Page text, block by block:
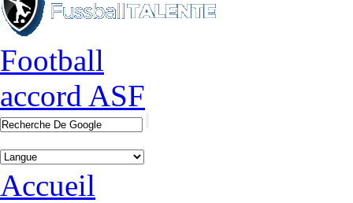
Football
accord ASF
Accueil